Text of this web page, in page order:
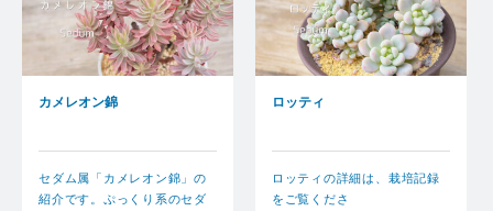
カメレオン錦
セダム属「カメレオン錦」の
紹介です。ぷっくり系のセダ
ロッティ
ロッティの詳細は、栽培記録
をご覧くださ